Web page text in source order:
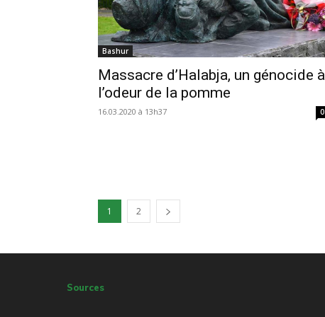
Bashur
Massacre d’Halabja, un génocide à
l’odeur de la pomme
16.03.2020 à 13h37 0
1 2
Sources